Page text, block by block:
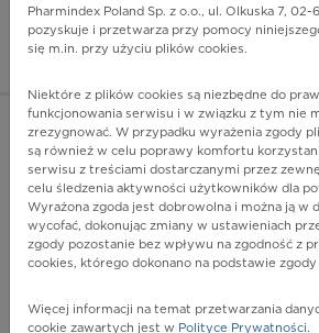
Pharmindex -
ZALOGUJ SIĘ
E01.2 - Wole z powodu niedoboru
nieokreślone
Więcej na lekiicd10.pl
Pharmindex Poland Sp. z o.o., ul. Olkuska 7,
pozyskuje i przetwarza przy pomocy
się m.in. przy użyciu plików cookies.
Niektóre z plików cookies są niezbędne do
funkcjonowania serwisu i w związku z tym nie
zrezygnować. W przypadku wyrażenia zgody
są również w celu poprawy komfortu
serwisu z treściami dostarczanymi przez
celu śledzenia aktywności użytkowników dla
Wyrażona zgoda jest dobrowolna i można ją w
wycofać, dokonując zmiany w ustawieniach
zgody pozostanie bez wpływu na zgodność z
cookies, którego dokonano na podstawie
Więcej informacji na temat przetwarzania
cookie zawartych jest w Polityce Prywatności.